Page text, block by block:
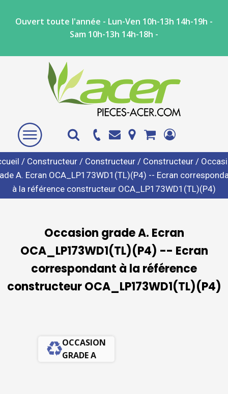
Ouvert toute l'année - Lun-Ven 10h-13h 14h-19h -
Sam 10h-13h 14h-18h -
/ Constructeur/ Constructeur/ Constructeur/
A. Ecran OCA_LP173WD1(TL)(P4) -- Ecran
à la référence constructeur OCA_LP173WD1(TL)(P4)
Occasion grade A. Ecran
OCA_LP173WD1(TL)(P4) -- Ecran
correspondant à la référence
constructeur OCA_LP173WD1(TL)(P4)
OCCASION
GRADE A